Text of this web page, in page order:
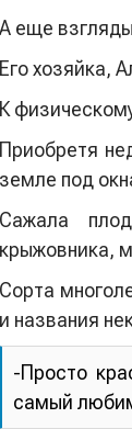
А еще
Его хозяйка,
К
Приобретя
земле под
Сажала
крыжовника,
Сорта
и названия
-Просто
самый